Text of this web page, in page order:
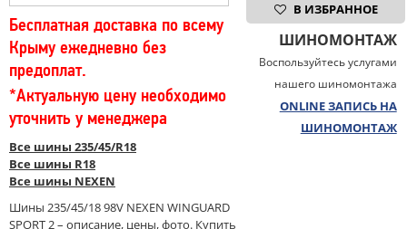
Бесплатная доставка по всему
Крыму ежедневно без
предоплат.
*Актуальную цену необходимо
уточнить у менеджера
Все шины 235/45/R18
Все шины R18
Все шины NEXEN
Шины 235/45/18 98V NEXEN WINGUARD
SPORT 2 – описание, цены, фото. Купить
В ИЗБРАННОЕ
ШИНОМОНТАЖ
Воспользуйтесь услугами
нашего шиномонтажа
ONLINE ЗАПИСЬ НА
ШИНОМОНТАЖ